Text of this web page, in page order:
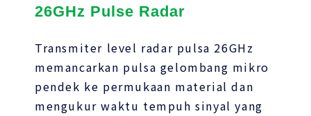
26GHz Pulse Radar
Transmiter level radar pulsa 26GHz
memancarkan pulsa gelombang mikro
pendek ke permukaan material dan
mengukur waktu tempuh sinyal yang